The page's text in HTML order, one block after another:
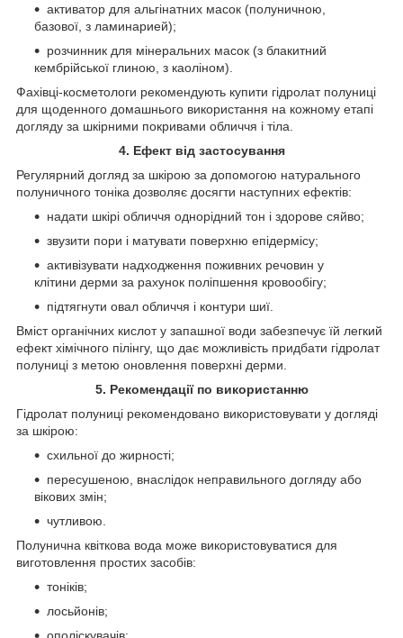
активатор для альгінатних масок (полуничною,
базової, з ламинарией);
розчинник для мінеральних масок (з блакитний
кембрійської глиною, з каоліном).
Фахівці-косметологи рекомендують купити гідролат полуниці
для щоденного домашнього використання на кожному етапі
догляду за шкірними покривами обличчя і тіла.
4. Ефект від застосування
Регулярний догляд за шкірою за допомогою натурального
полуничного тоніка дозволяє досягти наступних ефектів:
надати шкірі обличчя однорідний тон і здорове сяйво;
звузити пори і матувати поверхню епідермісу;
активізувати надходження поживних речовин у
клітини дерми за рахунок поліпшення кровообігу;
підтягнути овал обличчя і контури шиї.
Вміст органічних кислот у запашної води забезпечує їй легкий
ефект хімічного пілінгу, що дає можливість придбати гідролат
полуниці з метою оновлення поверхні дерми.
5. Рекомендації по використанню
Гідролат полуниці рекомендовано використовувати у догляді
за шкірою:
схильної до жирності;
пересушеною, внаслідок неправильного догляду або
вікових змін;
чутливою.
Полунична квіткова вода може використовуватися для
виготовлення простих засобів:
тоніків;
лосьйонів;
ополіскувачів;